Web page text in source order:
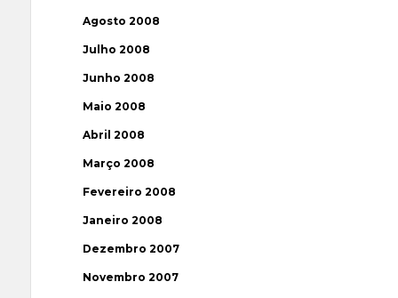
Agosto 2008
Julho 2008
Junho 2008
Maio 2008
Abril 2008
Março 2008
Fevereiro 2008
Janeiro 2008
Dezembro 2007
Novembro 2007